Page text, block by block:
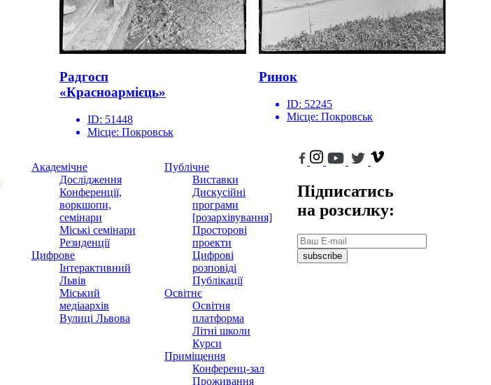
Радгосп
«Красноармієць»
ID: 51448
Місце: Покровськ
Ринок
ID: 52245
Місце: Покровськ
Академічне
Дослідження
Конференції,
воркшопи,
семінари
Міські семінари
Резиденції
Цифрове
Інтерактивний
Львів
Міський
медіаархів
Вулиці Львова
Публічне
Виставки
Дискусійні
програми
[розархівування]
Просторові
проекти
Цифрові
розповіді
Публікації
Освітнє
Освітня
платформа
Літні школи
Курси
Приміщення
Конференц-зал
Проживання
Підписатись
на розсилку:
subscribe